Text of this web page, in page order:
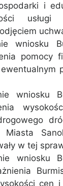
i
usługi
wniosku
pomocy
wniosku
Miasta
w tej
wniosku
cen i